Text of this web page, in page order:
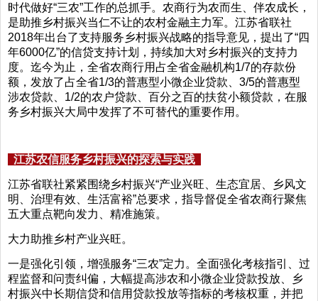
时代做好“三农”工作的总抓手。农商行为农而生、伴农成长，
是助推乡村振兴当仁不让的农村金融主力军。江苏省联社
2018年出台了支持服务乡村振兴战略的指导意见，提出了“四
年6000亿”的信贷支持计划，持续加大对乡村振兴的支持力
度。迄今为止，全省农商行用占全省金融机构1/7的存款份
额，发放了占全省1/3的普惠型小微企业贷款、3/5的普惠型
涉农贷款、1/2的农户贷款、百分之百的扶贫小额贷款，在服
务乡村振兴大局中发挥了不可替代的重要作用。
江苏农信服务乡村振兴的探索与实践
江苏省联社紧紧围绕乡村振兴“产业兴旺、生态宜居、乡风文
明、治理有效、生活富裕”总要求，指导督促全省农商行聚焦
五大重点靶向发力、精准施策。
大力助推乡村产业兴旺。
一是强化引领，增强服务“三农”定力。全面强化考核指引、过
程监督和问责纠偏，大幅提高涉农和小微企业贷款投放、乡
村振兴中长期信贷和信用贷款投放等指标的考核权重，并把